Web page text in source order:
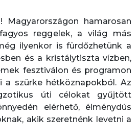
Magyarországon hamarosan
reggelek, a világ más
ilyenkor is fürdőzhetünk a
és a kristálytiszta vízben,
fesztiválon és programon
a szürke hétköznapokból. Az
úti célokat gyűjtött
elérhető, élménydús
akik szeretnénk levetni a